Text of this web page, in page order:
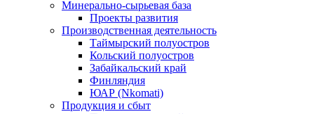
Минерально-сырьевая база
Проекты развития
Производственная деятельность
Таймырский полуостров
Кольский полуостров
Забайкальский край
Финляндия
ЮАР (Nkomati)
Продукция и сбыт